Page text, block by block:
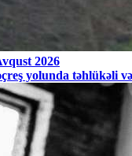
2026
yolunda təhlükəli